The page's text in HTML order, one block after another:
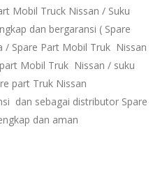
Mobil Truck Nissan / Suku
dan bergaransi ( Spare
/ Spare Part Mobil Truk Nissan
Mobil Truk Nissan / suku
part Truk Nissan
dan sebagai distributor Spare
dan aman